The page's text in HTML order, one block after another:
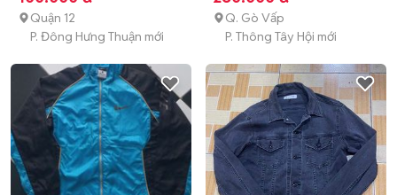
Quận 12
P. Đông Hưng Thuận mới
Q. Gò Vấp
P. Thông Tây Hội mới